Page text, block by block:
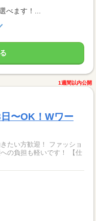
べます！...
1週間以内公開
〜OK！Wワー
い方歓迎！ ファッショ
負担も軽いです！ 【仕